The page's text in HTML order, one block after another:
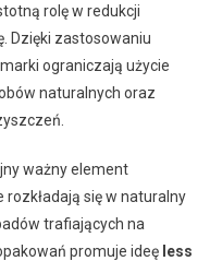
rolę w redukcji
Dzięki zastosowaniu
ograniczają użycie
naturalnych oraz
ważny element
się w naturalny
trafiających na
promuje ideę less